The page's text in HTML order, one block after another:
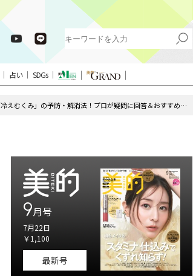
占い SDGs
2025最新「冷えむくみ」の予防・解消法！プロが疑問に回答＆おすすめアイテムも紹介
9月号
7月22日
￥1,100
最新号